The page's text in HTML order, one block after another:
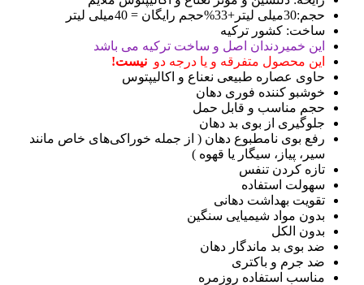
حجم:30میلی لیتر+33%حجم رایگان = 40میلی لیتر
ساخت: کشور ترکیه
این خمیردندان اصل و ساخت ترکیه می باشد
این محصول متفرقه و یا درجه دو نیست!
حاوی عصاره طبیعی نعناع و اکالیپتوس
خوشبو کننده فوری دهان
حجم مناسب و قابل حمل
جلوگیری از بوی بد دهان
رفع بوی نامطبوع دهان ( از جمله خوراکی‌های خاص مانند
سیر، پیاز، سیگار یا قهوه )
تازه کردن تنفس
سهولت استفاده
تقویت بهداشت دهانی
بدون مواد شیمیایی سنگین
بدون الکل
ضد بوی بد ماندگار دهان
ضد جرم و باکتری
مناسب استفاده روزمره